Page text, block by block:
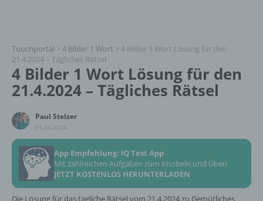
Touchportal > 4 Bilder 1 Wort > 4 Bilder 1 Wort Lösung für den
21.4.2024 – Tägliches Rätsel
4 Bilder 1 Wort Lösung für den
21.4.2024 – Tägliches Rätsel
Paul Stelzer
01.04.2024
App Empfehlung: IQ Test App
Mit zahlreichen Aufgaben zum Knobeln und Üben
JETZT KOSTENLOS HERUNTERLADEN
Die Lösung für das tägliche Rätsel vom 21.4.2024 zu Gemütliches